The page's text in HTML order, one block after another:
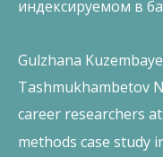
индексируемом в
Gulzhana
Tashmukhambetov
career researchers
methods case study